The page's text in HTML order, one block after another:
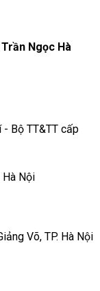
Trần Ngọc Hà
- Bộ TT&TT cấp
Hà Nội
Võ, TP. Hà Nội